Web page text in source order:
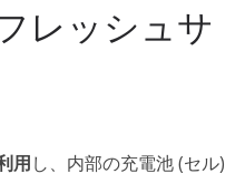
レッシュサ
用し、内部の充電池 (セル)